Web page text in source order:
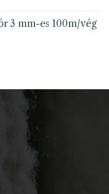
3 mm-es 100m/vég